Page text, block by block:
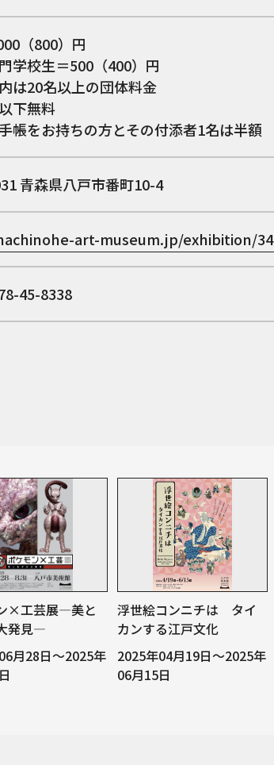
（800）円
学校生＝500（400）円
は20名以上の団体料金
下無料
帳をお持ちの方とその付添者1名は半額
青森県八戸市番町10-4
art-museum.jp/exhibition/
45-8338
×工芸展―美と
発見―
月28日～2025年
浮世絵コンニチは タイ
カンする江戸文化
2025年04月19日～2025年
06月15日